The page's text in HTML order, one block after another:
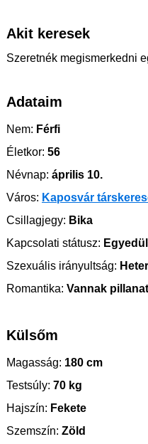
Akit keresek
Szeretnék megismerkedni
Adataim
Nem: Férfi
Életkor: 56
Névnap: április 10.
Város: Kaposvár
Csillagjegy: Bika
Kapcsolati státusz:
Szexuális irányultság:
Romantika: Vannak
Külsőm
Magasság: 180 cm
Testsúly: 70 kg
Hajszín: Fekete
Szemszín: Zöld